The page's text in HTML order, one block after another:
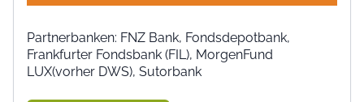
Partnerbanken: FNZ Bank, Fondsdepotbank,
Frankfurter Fondsbank (FIL), MorgenFund
LUX(vorher DWS), Sutorbank